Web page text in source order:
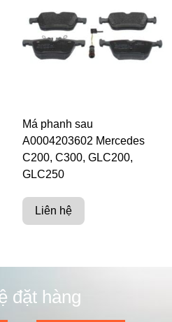
Má phanh sau
A0004203602 Mercedes
C200, C300, GLC200,
GLC250
Liên hệ
đặt hàng